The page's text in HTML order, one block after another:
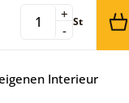
-
+ St
Interieur